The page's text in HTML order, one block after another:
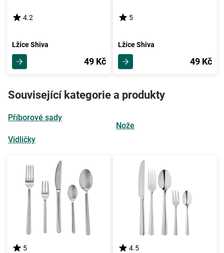
4.2
Lžíce Shiva
49 Kč
5
Lžíce Shiva
49 Kč
Související kategorie a produkty
Příborové sady
Vidličky
Nože
5 4.5